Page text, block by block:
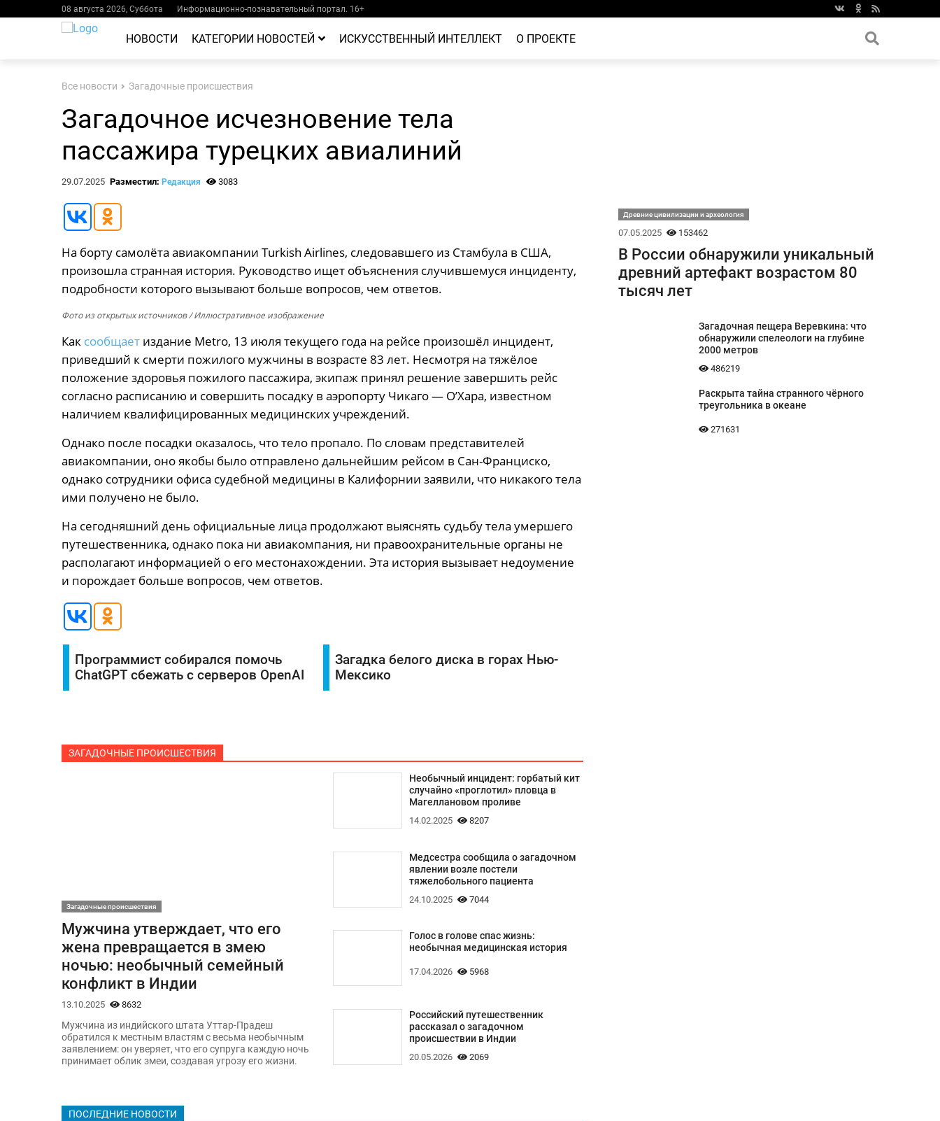
08 августа 2026, Суббота Информационно-познавательный портал. 16+
НОВОСТИ КАТЕГОРИИ НОВОСТЕЙ ИСКУССТВЕННЫЙ ИНТЕЛЛЕКТ О ПРОЕКТЕ
Все новости Загадочные происшествия
Загадочное исчезновение тела
пассажира турецких авиалиний
29.07.2025 Разместил: Редакция 3083
На борту самолёта авиакомпании Turkish Airlines, следовавшего из Стамбула в США,
произошла странная история. Руководство ищет объяснения случившемуся инциденту,
подробности которого вызывают больше вопросов, чем ответов.
Фото из открытых источников/ Иллюстративное изображение
Как сообщаетиздание Metro, 13 июля текущего года на рейсе произошёл инцидент,
приведший к смерти пожилого мужчины в возрасте 83 лет. Несмотря на тяжёлое
положение здоровья пожилого пассажира, экипаж принял решение завершить рейс
согласно расписанию и совершить посадку в аэропорту Чикаго — О’Хара, известном
наличием квалифицированных медицинских учреждений.
Однако после посадки оказалось, что тело пропало. По словам представителей
авиакомпании, оно якобы было отправлено дальнейшим рейсом в Сан-Франциско,
однако сотрудники офиса судебной медицины в Калифорнии заявили, что никакого тела
ими получено не было.
На сегодняшний день официальные лица продолжают выяснять судьбу тела умершего
путешественника, однако пока ни авиакомпания, ни правоохранительные органы не
располагают информацией о его местонахождении. Эта история вызывает недоумение
и порождает больше вопросов, чем ответов.
Программист собирался помочь
ChatGPT сбежать с серверов OpenAI
Загадка белого диска в горах Нью-
Мексико
ЗАГАДОЧНЫЕ ПРОИСШЕСТВИЯ
Загадочные происшествия
Мужчина утверждает, что его
жена превращается в змею
ночью: необычный семейный
конфликт в Индии
13.10.2025 8632
Мужчина из индийского штата Уттар-Прадеш
обратился к местным властям с весьма необычным
заявлением: он уверяет, что его супруга каждую ночь
принимает облик змеи, создавая угрозу его жизни.
Необычный инцидент: горбатый кит
случайно «проглотил» пловца в
Магеллановом проливе
14.02.2025 8207
Медсестра сообщила о загадочном
явлении возле постели
тяжелобольного пациента
24.10.2025 7044
Голос в голове спас жизнь:
необычная медицинская история
17.04.2026 5968
Российский путешественник
рассказал о загадочном
происшествии в Индии
20.05.2026 2069
ПОСЛЕДНИЕ НОВОСТИ
Древние цивилизации и археология
07.05.2025 153462
В России обнаружили уникальный
древний артефакт возрастом 80
тысяч лет
Загадочная пещера Веревкина: что
обнаружили спелеологи на глубине
2000 метров
486219
Раскрыта тайна странного чёрного
треугольника в океане
271631